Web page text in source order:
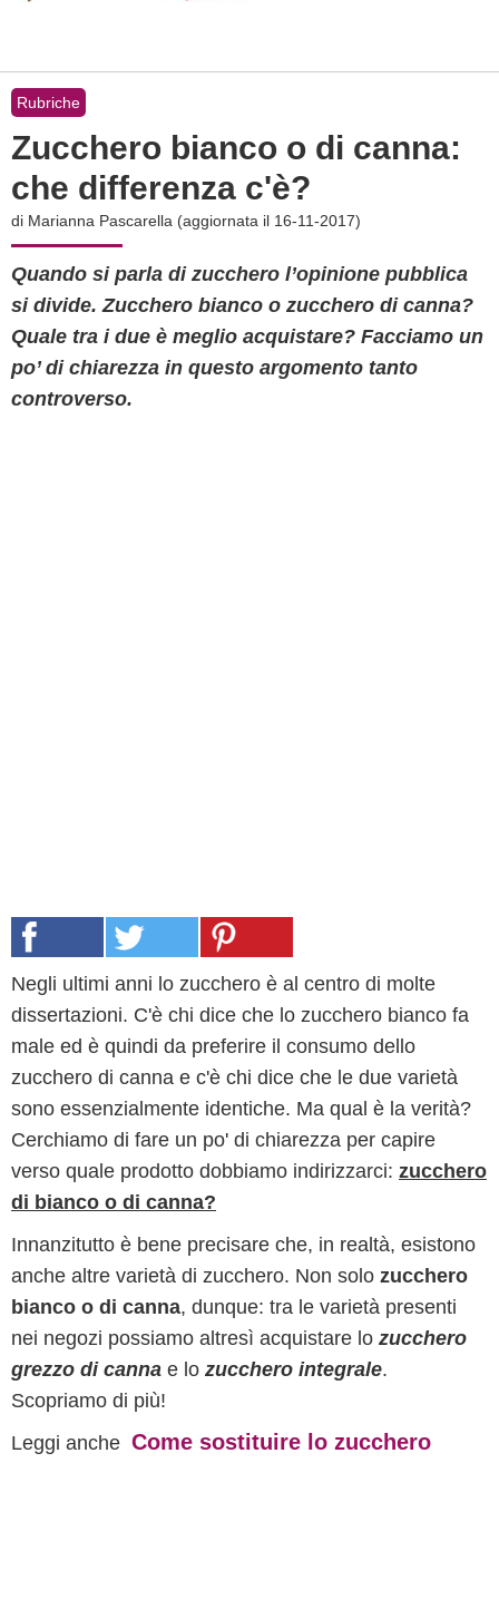
Rubriche
Zucchero bianco o di canna:
che differenza c'è?
di Marianna Pascarella (aggiornata il 16-11-2017)
Quando si parla di zucchero l’opinione pubblica
si divide. Zucchero bianco o zucchero di canna?
Quale tra i due è meglio acquistare? Facciamo un
po’ di chiarezza in questo argomento tanto
controverso.
Negli ultimi anni lo zucchero è al centro di molte
dissertazioni. C'è chi dice che lo zucchero bianco fa
male ed è quindi da preferire il consumo dello
zucchero di canna e c'è chi dice che le due varietà
sono essenzialmente identiche. Ma qual è la verità?
Cerchiamo di fare un po' di chiarezza per capire
verso quale prodotto dobbiamo indirizzarci: zucchero
di bianco o di canna?
Innanzitutto è bene precisare che, in realtà, esistono
anche altre varietà di zucchero. Non solo zucchero
bianco o di canna, dunque: tra le varietà presenti
nei negozi possiamo altresì acquistare lo zucchero
grezzo di canna e lo zucchero integrale.
Scopriamo di più!
Leggi anche Come sostituire lo zucchero